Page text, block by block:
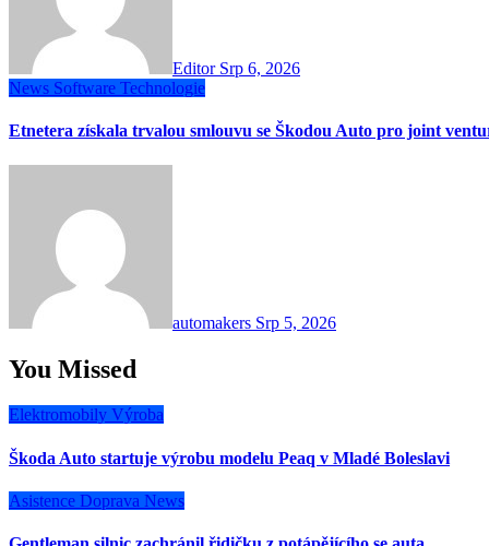
Editor Srp 6, 2026
News Software Technologie
Etnetera získala trvalou smlouvu se Škodou Auto pro joint
automakers Srp 5, 2026
You Missed
Elektromobily Výroba
Škoda Auto startuje výrobu modelu Peaq v Mladé Boleslavi
Asistence Doprava News